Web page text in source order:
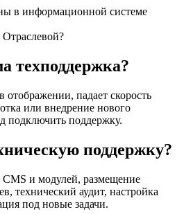
в информационной системе
техподдержка?
падает скорость
или внедрение нового
подключить поддержку.
поддержку?
и модулей, размещение
технический аудит, настройка
под новые задачи.